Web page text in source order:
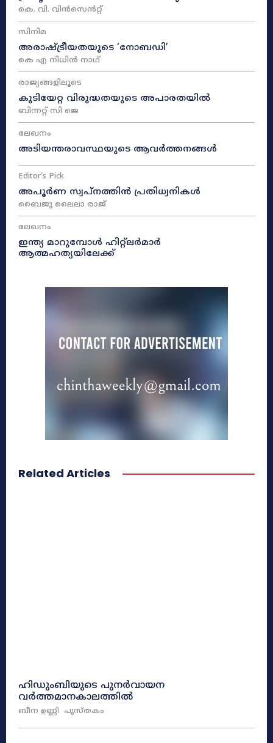
കെ. വി. വിൻസെൻറ്റ്
സിനിമ
അരാഷ്‌ട്രീയതയുടെ ‘നോബഡി’
കെ എ നിധിൻ നാഥ്‌
രാജ്യങ്ങളിലൂടെ
കുടിയേറ്റ വിരുദ്ധതയുടെ അപാരതയിൽ
ബിന്നറ്റ് സി ജെ
ലേഖനം
അടിയന്തരാവസ്ഥയുടെ ആവർത്തനങ്ങൾ
Editor's Pick
അപൂർണ സ്വപ്നത്തിൻ പ്രതിധ്വനികൾ
ബൈജു ലൈലാ രാജ്
ലേഖനം
ഇന്ത്യ മാറുമ്പോൾ ഹിറ്റ്ലർമാർ
ആത്മഹത്യയിലേക്ക്
Related Articles
ഹിഡുംബിയുടെ പുനർവായന
വർത്തമാനകാലത്തിൽ
ബീന ഉണ്ണി പുസ്തകം